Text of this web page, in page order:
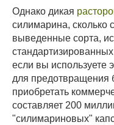
Однако дикая
силимарина, сколько
выведенные сорта,
стандартизированных
если вы используете
для предотвращения
приобретать
составляет 200
"силимариновых"